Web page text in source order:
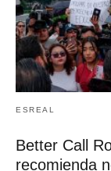
ESREAL
Better Call
recomienda